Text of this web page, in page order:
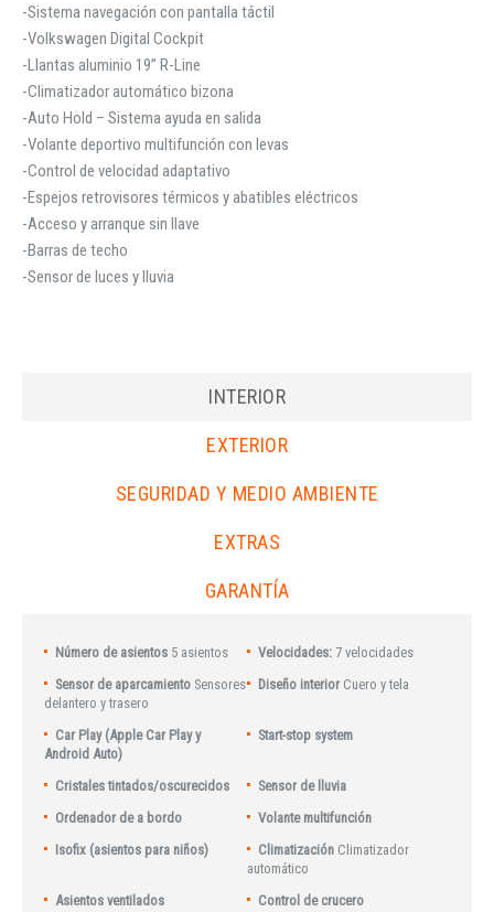
-Sistema navegación con pantalla táctil
-Volkswagen Digital Cockpit
-Llantas aluminio 19” R-Line
-Climatizador automático bizona
-Auto Hold – Sistema ayuda en salida
-Volante deportivo multifunción con levas
-Control de velocidad adaptativo
-Espejos retrovisores térmicos y abatibles eléctricos
-Acceso y arranque sin llave
-Barras de techo
-Sensor de luces y lluvia
INTERIOR
EXTERIOR
SEGURIDAD Y MEDIO AMBIENTE
EXTRAS
GARANTÍA
Número de asientos 5 asientos Velocidades: 7 velocidades
Sensor de aparcamiento Sensores
delantero y trasero
Diseño interior Cuero y tela
Car Play (Apple Car Play y
Android Auto)
Start-stop system
Cristales tintados/oscurecidos
Sensor de lluvia
Ordenador de a bordo
Volante multifunción
Isofix (asientos para niños)
Climatización Climatizador
automático
Asientos ventilados
Control de crucero